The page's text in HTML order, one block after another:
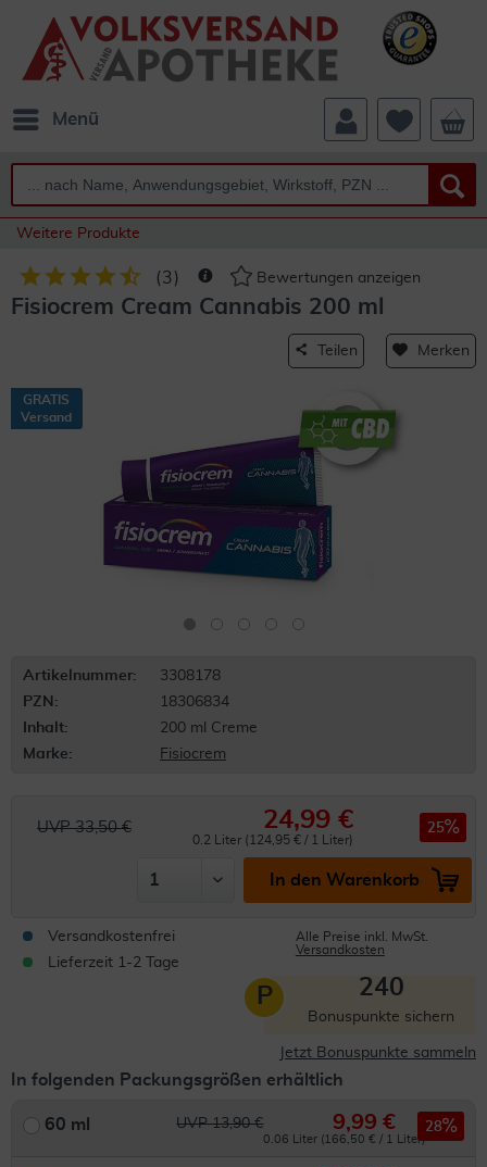
Menü
Weitere Produkte
(3) Bewertungen anzeigen
Fisiocrem Cream Cannabis 200 ml
Teilen Merken
GRATIS
Versand
Artikelnummer:
3308178
PZN:
18306834
Inhalt:
200 ml Creme
Marke:
Fisiocrem
UVP 33,50 € 24,99 €
0.2 Liter (124,95 € / 1 Liter)
25
In den Warenkorb
Versandkostenfrei
Lieferzeit 1-2 Tage
Alle Preise inkl. MwSt.
Versandkosten
P 240
Bonuspunkte sichern
Jetzt Bonuspunkte sammeln
In folgenden Packungsgrößen erhältlich
60 ml UVP 13,90 € 9,99 €
0.06 Liter (166,50 € / 1 Liter)
28